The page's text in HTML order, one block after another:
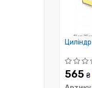
565 ₴